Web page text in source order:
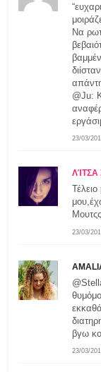
23/03/
Να
@Ju:
ΛΊΤΣΑ
23/03/
Μουτςς
23/03/
βγω